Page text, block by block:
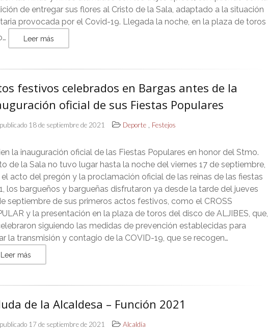
de entregar sus flores al Cristo de la Sala, adaptado a la situación
provocada por el Covid-19. Llegada la noche, en la plaza de toros
Leer más
festivos celebrados en Bargas antes de la
oficial de sus Fiestas Populares
publicado 18 de septiembre de 2021 Deporte , Festejos
la inauguración oficial de las Fiestas Populares en honor del Stmo.
de la Sala no tuvo lugar hasta la noche del viernes 17 de septiembre,
acto del pregón y la proclamación oficial de las reinas de las fiestas
los bargueños y bargueñas disfrutaron ya desde la tarde del jueves
septiembre de sus primeros actos festivos, como el CROSS
y la presentación en la plaza de toros del disco de ALJIBES, que,
siguiendo las medidas de prevención establecidas para
la transmisión y contagio de la COVID-19, que se recogen…
Leer más
de la Alcaldesa – Función 2021
publicado 17 de septiembre de 2021 Alcaldía